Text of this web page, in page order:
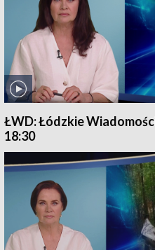
ŁWD: Łódzkie
18:30